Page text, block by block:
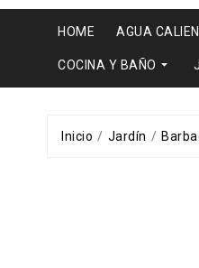
HOME AGUA
COCINA Y BAÑO 
Inicio Jardín